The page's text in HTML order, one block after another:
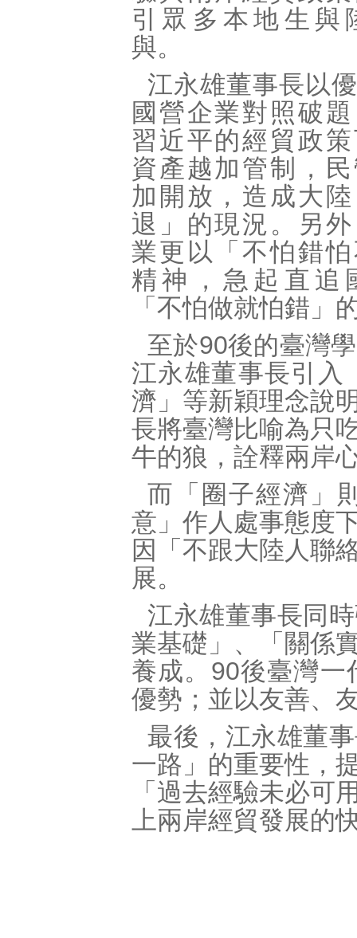
引眾多本地生與
與。
江永雄董事長以
國營企業對照破
習近平的經貿政
資產越加管制，
加開放，造成大
退」的現況。另
業更以「不怕錯
精神，急起直追
「不怕做就怕錯」
至於90後的臺灣
江永雄董事長引入
濟」等新穎理念說
長將臺灣比喻為只
牛的狼，詮釋兩岸
而「圈子經濟」
意」作人處事態度
因「不跟大陸人聯
展。
江永雄董事長同
業基礎」、「關係
養成。90後臺灣一
優勢；並以友善、
最後，江永雄董
一路」的重要性，
「過去經驗未必可
上兩岸經貿發展的